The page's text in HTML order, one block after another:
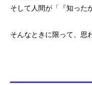
そして人間が「『知った
そんなときに限って、思